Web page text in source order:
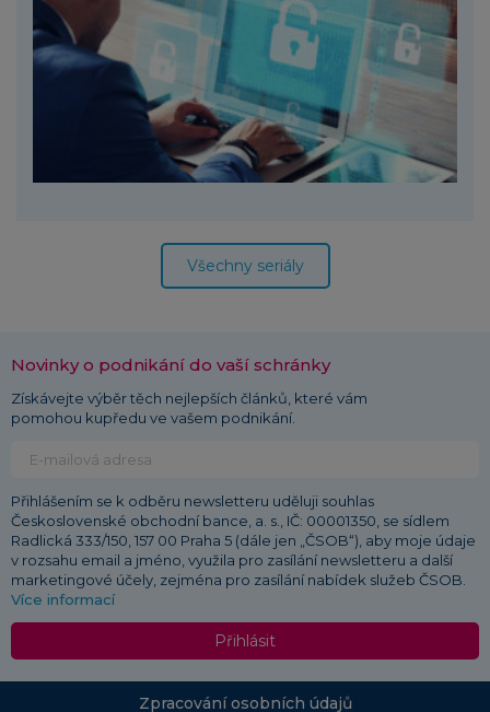
Všechny seriály
Novinky o podnikání do vaší schránky
Získávejte výběr těch nejlepších článků, které vám
pomohou kupředu ve vašem podnikání.
Přihlášením se k odběru newsletteru uděluji souhlas
Československé obchodní bance, a. s., IČ: 00001350, se sídlem
Radlická 333/150, 157 00 Praha 5 (dále jen „ČSOB“), aby moje údaje
v rozsahu email a jméno, využila pro zasílání newsletteru a další
marketingové účely, zejména pro zasílání nabídek služeb ČSOB.
Více informací
Přihlásit
Zpracování osobních údajů